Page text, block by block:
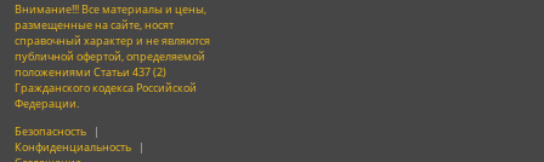
Внимание!!! Все материалы и цены,
размещенные на сайте, носят
справочный характер и не являются
публичной офертой, определяемой
положениями Статьи 437 (2)
Гражданского кодекса Российской
Федерации.
Безопасность |
Конфиденциальность |